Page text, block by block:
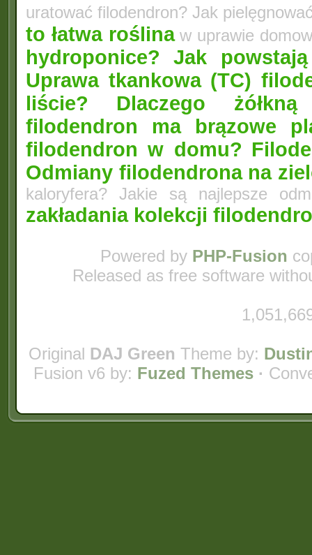
uratować filodendron? Jak
to łatwa roślinaw uprawie
hydroponice?
Jak
Uprawa tkankowa (TC)
liście? Dlaczego
filodendron ma brązowe
filodendron w domu?
Odmiany filodendrona na
kaloryfera? Jakie są najlepsze
zakładania kolekcji
Powered by PHP-Fusion
Released as free software
Original DAJ Green Theme by:
Fusion v6 by: Fuzed Themes ·